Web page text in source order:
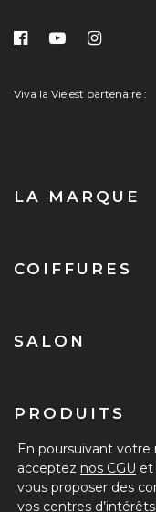
Viva la Vie est partenaire :
LA MARQUE
COIFFURES
SALON
PRODUITS
DEVENIR
En poursuivant votre
acceptez nos CGU et
vous proposer des
vos centres d’intérêts